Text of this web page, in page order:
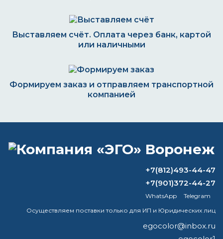
Выставляем счёт. Оплата через банк, картой
или наличными
Формируем заказ и отправляем транспортной
компанией
ВОПРОС-ОТВЕТ
Можно ли красить металл масляной
Какой самый хороший растворитель?
Чем можно заменить растворитель
+7(812)493-44-47
+7(901)372-44-27
WhatsApp
Telegram
Осуществляем поставки только для ИП и Юридических лиц
egocolor@inbox.ru